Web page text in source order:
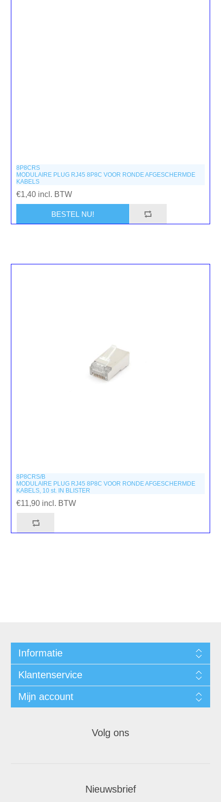
8P8CRS
MODULAIRE PLUG RJ45 8P8C VOOR RONDE AFGESCHERMDE
KABELS
€1,40 incl. BTW
8P8CRS/B
MODULAIRE PLUG RJ45 8P8C VOOR RONDE AFGESCHERMDE
KABELS, 10 st. IN BLISTER
€11,90 incl. BTW
Informatie
Klantenservice
Mijn account
Volg ons
Nieuwsbrief